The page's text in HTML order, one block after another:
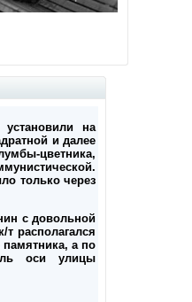
на
и далее
цветника,
только через
с довольной
располагался
а по
оси улицы